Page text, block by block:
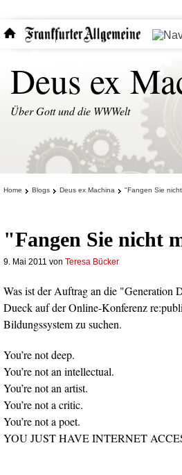
Deus ex
Über Gott und die WWWelt
Home Blogs Deus ex Machina "Fangen Sie
"Fangen Sie nicht
9. Mai 2011 von Teresa Bücker
Was ist der Auftrag an die "Generation
Dueck auf der Online-Konferenz
Bildungssystem zu suchen.
You’re not deep.
You’re not an intellectual.
You’re not an artist.
You’re not a critic.
You’re not a poet.
YOU JUST HAVE INTERNET